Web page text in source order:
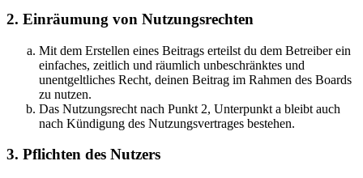
2. Einräumung von Nutzungsrechten
Mit dem Erstellen eines Beitrags erteilst du dem Betreiber ein
einfaches, zeitlich und räumlich unbeschränktes und
unentgeltliches Recht, deinen Beitrag im Rahmen des Boards
zu nutzen.
Das Nutzungsrecht nach Punkt 2, Unterpunkt a bleibt auch
nach Kündigung des Nutzungsvertrages bestehen.
3. Pflichten des Nutzers